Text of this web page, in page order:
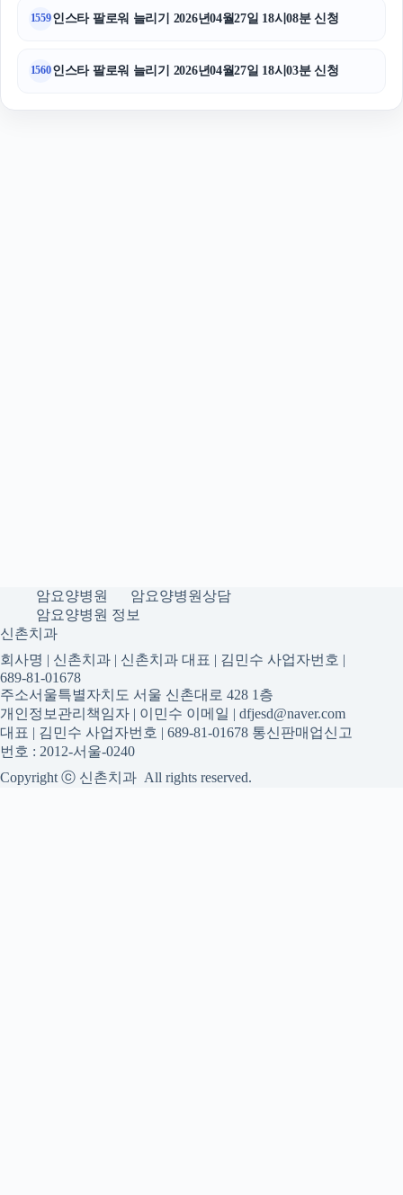
1559인스타 팔로워 늘리기 2026년04월27일 18시08분 신청
1560인스타 팔로워 늘리기 2026년04월27일 18시03분 신청
암요양병원
암요양병원상담
암요양병원 정보
신촌치과
회사명 | 신촌치과 | 신촌치과 대표 | 김민수 사업자번호 |
689-81-01678
주소서울특별자치도 서울 신촌대로 428 1층
개인정보관리책임자 | 이민수 이메일 | dfjesd@naver.com
대표 | 김민수 사업자번호 | 689-81-01678 통신판매업신고
번호 : 2012-서울-0240
Copyright ⓒ 신촌치과 All rights reserved.